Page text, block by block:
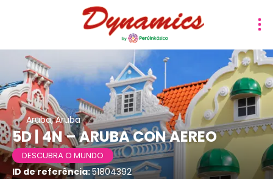
Aruba, Aruba
5D | 4N – ARUBA CON AEREO
DESCUBRA O MUNDO
ID de referência:51804392